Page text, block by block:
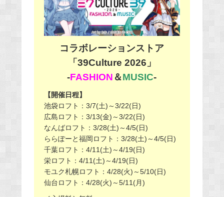
コラボレーションストア
「39Culture 2026」
-FASHION ＆MUSIC-
【開催日程】
池袋ロフト：3/7(土)～3/22(日)
広島ロフト：3/13(金)～3/22(日)
なんばロフト：3/28(土)～4/5(日)
ららぽーと福岡ロフト：3/28(土)～4/5(日)
千葉ロフト：4/11(土)～4/19(日)
栄ロフト：4/11(土)～4/19(日)
モユク札幌ロフト：4/28(火)～5/10(日)
仙台ロフト：4/28(火)～5/11(月)